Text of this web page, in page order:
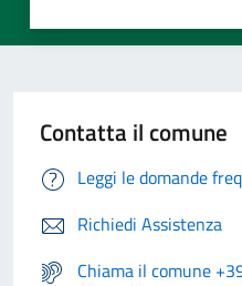
Contatta il comune
Leggi le domande
Richiedi Assistenza
Chiama il comune